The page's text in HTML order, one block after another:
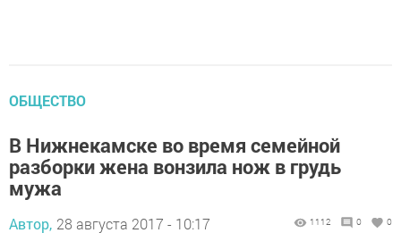
ОБЩЕСТВО
В Нижнекамске во время семейной
разборки жена вонзила нож в грудь
мужа
Автор, 28 августа 2017 - 10:17 1112 0 0